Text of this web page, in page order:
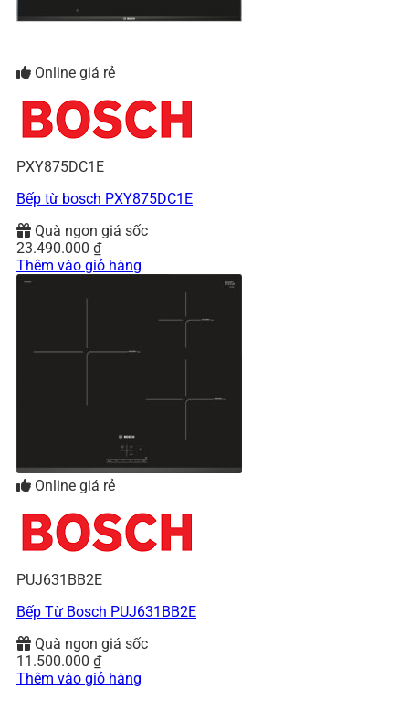
Online giá rẻ
PXY875DC1E
Bếp từ bosch PXY875DC1E
Quà ngon giá sốc
23.490.000 ₫
Thêm vào giỏ hàng
Online giá rẻ
PUJ631BB2E
Bếp Từ Bosch PUJ631BB2E
Quà ngon giá sốc
11.500.000 ₫
Thêm vào giỏ hàng